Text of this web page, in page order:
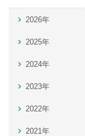
2026年
2025年
2024年
2023年
2022年
2021年